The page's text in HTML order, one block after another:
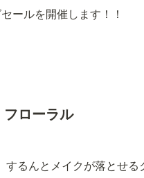
ールを開催します！！
ローラル
するんとメイクが落とせる